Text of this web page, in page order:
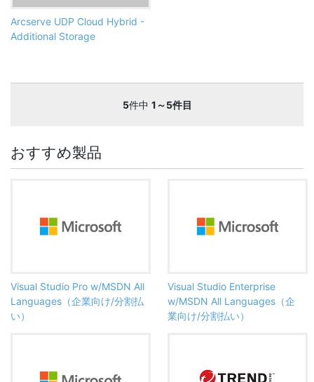
Arcserve UDP Cloud Hybrid -
Additional Storage
5件中 1～5件目
おすすめ製品
Visual Studio Pro w/MSDN All
Languages（企業向け/分割払
い）
Visual Studio Enterprise
w/MSDN All Languages（企
業向け/分割払い）